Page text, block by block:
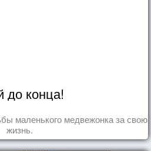
до конца!
маленького медвежонка за свою
жизнь.